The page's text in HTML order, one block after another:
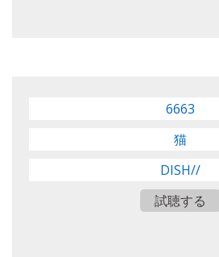
6663
猫
DISH//
試聴する